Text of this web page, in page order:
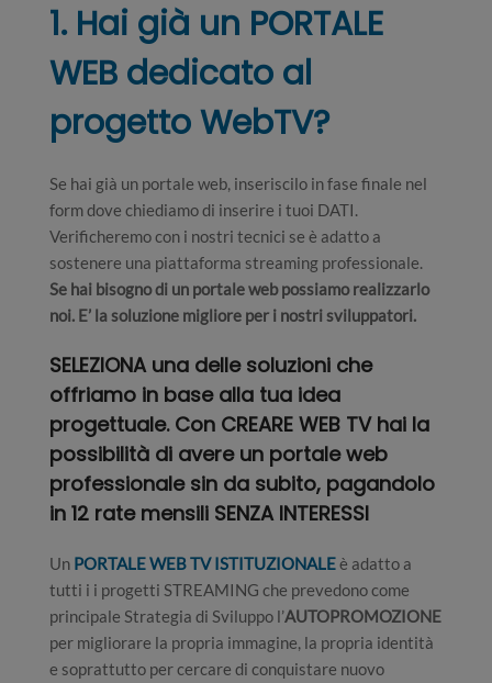
1. Hai già un PORTALE
WEB dedicato al
progetto WebTV?
Se hai già un portale web, inseriscilo in fase finale nel
form dove chiediamo di inserire i tuoi DATI.
Verificheremo con i nostri tecnici se è adatto a
sostenere una piattaforma streaming professionale.
Se hai bisogno di un portale web possiamo realizzarlo
noi. E’ la soluzione migliore per i nostri sviluppatori.
SELEZIONA una delle soluzioni che
offriamo in base alla tua idea
progettuale. Con CREARE WEB TV hai la
possibilità di avere un portale web
professionale sin da subito, pagandolo
in 12 rate mensili SENZA INTERESSI
Un PORTALE WEB TV ISTITUZIONALEè adatto a
tutti i i progetti STREAMING che prevedono come
principale Strategia di Sviluppo l’AUTOPROMOZIONE
per migliorare la propria immagine, la propria identità
e soprattutto per cercare di conquistare nuovo